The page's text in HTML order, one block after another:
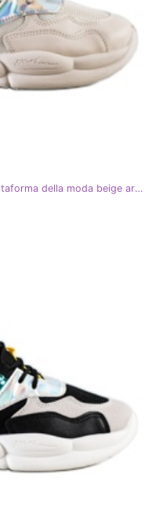
Bestelle Scarpe da ginnastica sulla piattaforma della moda beige arancia argento